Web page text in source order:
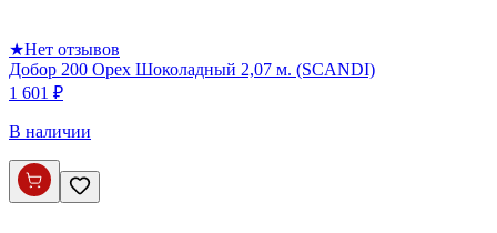
★Нет отзывов
Добор 200 Орех Шоколадный 2,07 м. (SCANDI)
1 601 ₽
В наличии